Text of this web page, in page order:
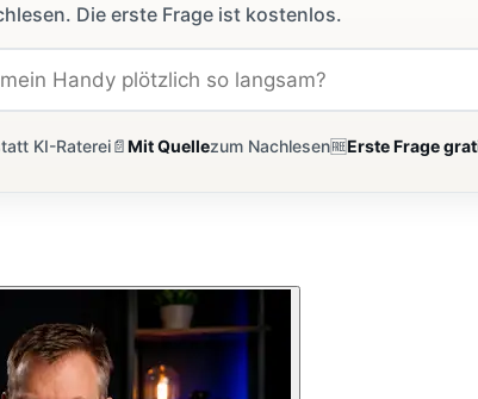
Die erste Frage ist kostenlos.
KI-Raterei📄Mit Quellezum Nachlesen🆓Erste Frage